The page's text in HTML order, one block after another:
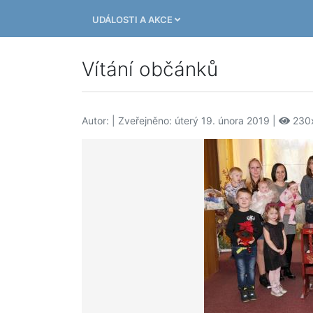
UDÁLOSTI A AKCE
Vítání občánků
Autor: | Zveřejněno: úterý 19. února 2019 |